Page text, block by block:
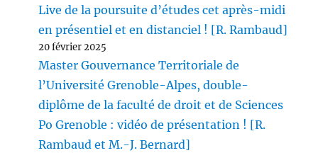
Live de la poursuite d’études cet après-midi
en présentiel et en distanciel ! [R. Rambaud]
20 février 2025
Master Gouvernance Territoriale de
l’Université Grenoble-Alpes, double-
diplôme de la faculté de droit et de Sciences
Po Grenoble : vidéo de présentation ! [R.
Rambaud et M.-J. Bernard]